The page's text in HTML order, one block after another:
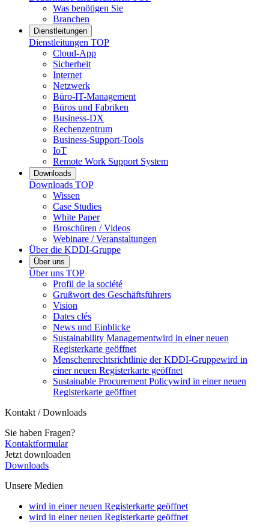
Was benötigen Sie
Branchen
Dienstleitungen
Dienstleitungen TOP
Cloud-App
Sicherheit
Internet
Netzwerk
Büro-IT-Management
Büros und Fabriken
Business-DX
Rechenzentrum
Business-Support-Tools
IoT
Remote Work Support System
Downloads
Downloads TOP
Wissen
Case Studies
White Paper
Broschüren / Videos
Webinare / Veranstaltungen
Über die KDDI-Gruppe
Über uns
Über uns TOP
Profil de la société
Grußwort des Geschäftsführers
Vision
Dates clés
News und Einblicke
Sustainability Managementwird in einer neuen
Registerkarte geöffnet
Menschenrechtsrichtlinie der KDDI-Gruppewird in
einer neuen Registerkarte geöffnet
Sustainable Procurement Policywird in einer neuen
Registerkarte geöffnet
Kontakt / Downloads
Sie haben Fragen?
Kontaktformular
Jetzt downloaden
Downloads
Unsere Medien
wird in einer neuen Registerkarte geöffnet
wird in einer neuen Registerkarte geöffnet